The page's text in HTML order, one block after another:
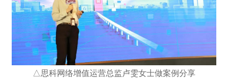
△思科网络增值运营总监卢雯女士做案例分享